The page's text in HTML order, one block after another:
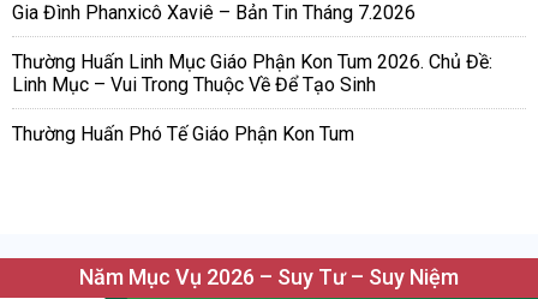
Gia Đình Phanxicô Xaviê – Bản Tin Tháng 7.2026
Thường Huấn Linh Mục Giáo Phận Kon Tum 2026. Chủ Đề:
Linh Mục – Vui Trong Thuộc Về Để Tạo Sinh
Thường Huấn Phó Tế Giáo Phận Kon Tum
Năm Mục Vụ 2026 – Suy Tư – Suy Niệm